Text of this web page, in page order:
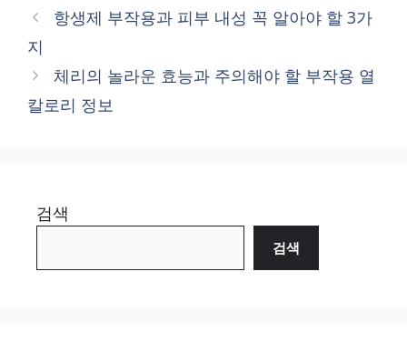
항생제 부작용과 피부 내성 꼭 알아야 할 3가
지
체리의 놀라운 효능과 주의해야 할 부작용 열
칼로리 정보
검색
검색